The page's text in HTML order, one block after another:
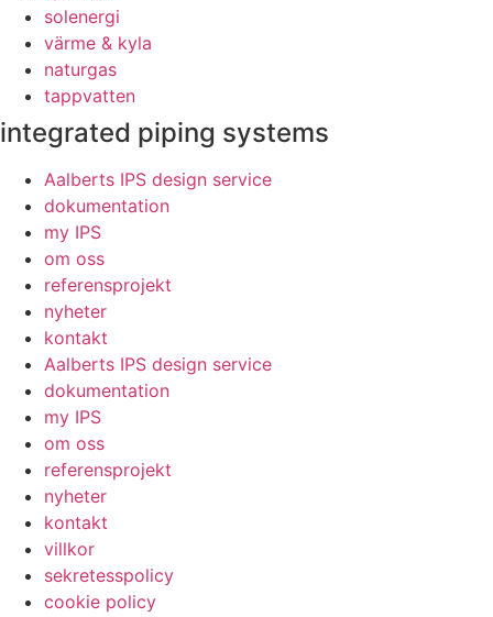
solenergi
värme & kyla
naturgas
tappvatten
integrated piping systems
Aalberts IPS design service
dokumentation
my IPS
om oss
referensprojekt
nyheter
kontakt
Aalberts IPS design service
dokumentation
my IPS
om oss
referensprojekt
nyheter
kontakt
villkor
sekretesspolicy
cookie policy